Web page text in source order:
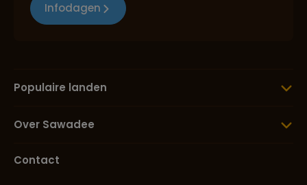
Infodagen
Populaire landen
Over Sawadee
Contact